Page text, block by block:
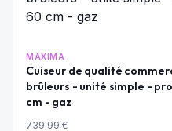
MAXIMA
Cuiseur de qualité
brûleurs - unité simple -
cm - gaz
739.99€